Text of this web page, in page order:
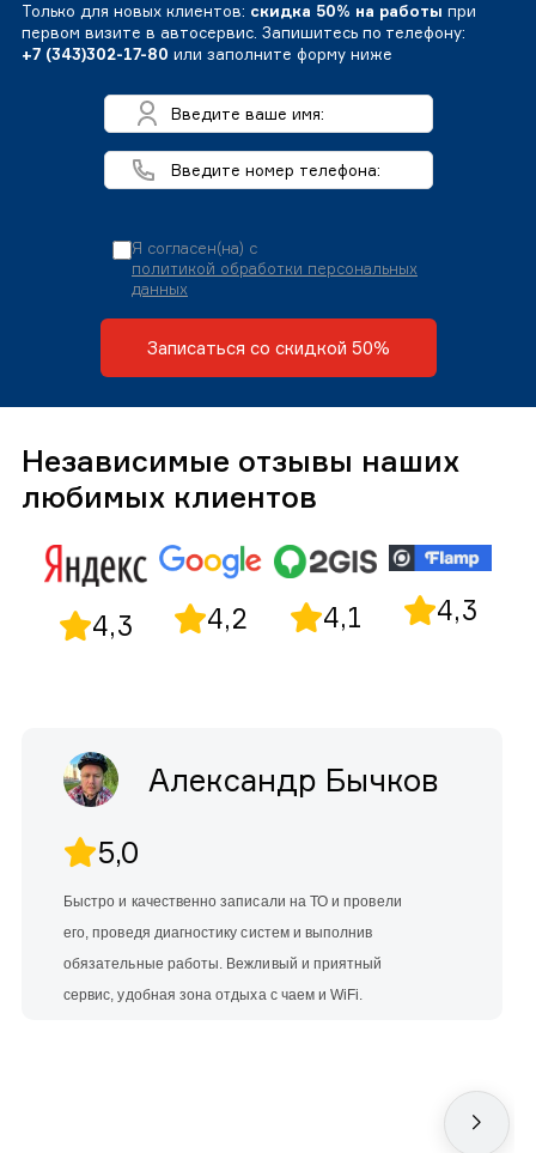
Только для новых клиентов: скидка 50% на работы при
первом визите в автосервис. Запишитесь по телефону:
+7 (343)302-17-80 или заполните форму ниже
Я согласен(на) с
политикой обработки персональных
данных
Записаться со скидкой 50%
Независимые отзывы наших
любимых клиентов
4,3 4,2 4,1 4,3
Александр Бычков
5,0
Быстро и качественно записали на ТО и провели
его, проведя диагностику систем и выполнив
обязательные работы. Вежливый и приятный
сервис, удобная зона отдыха с чаем и WiFi.